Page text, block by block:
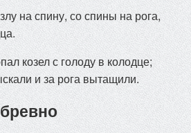
на спину, со спины на рога,
козел с голоду в колодце;
и за рога вытащили.